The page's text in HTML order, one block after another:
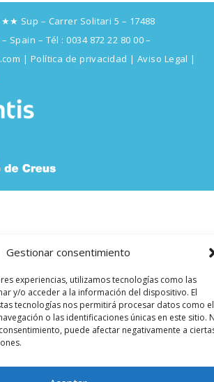
Gestionar consentimiento
experiencias, utilizamos tecnologías como las
y/o acceder a la información del dispositivo. El
tecnologías nos permitirá procesar datos como el
o las identificaciones únicas en este sitio.
puede afectar negativamente a
Sup – Carrer Solitari 5 – 17488
Spain – Tél : 0034 872 22 80 00–
| Política de privacidad | Aviso Legal |